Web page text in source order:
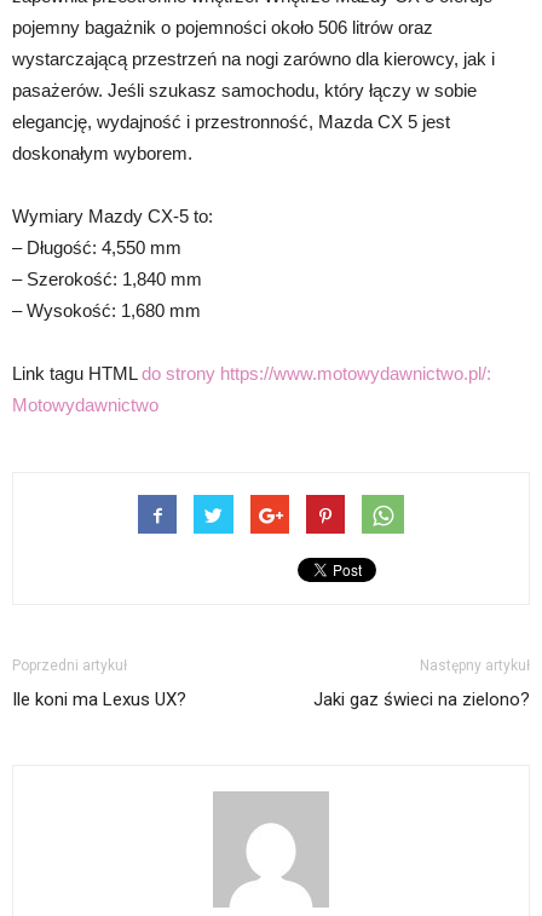
pojemny bagażnik o pojemności około 506 litrów oraz
wystarczającą przestrzeń na nogi zarówno dla kierowcy, jak i
pasażerów. Jeśli szukasz samochodu, który łączy w sobie
elegancję, wydajność i przestronność, Mazda CX 5 jest
doskonałym wyborem.
Wymiary Mazdy CX-5 to:
– Długość: 4,550 mm
– Szerokość: 1,840 mm
– Wysokość: 1,680 mm
Link tagu HTMLdo strony https://www.motowydawnictwo.pl/:
Motowydawnictwo
Poprzedni artykuł
Ile koni ma Lexus UX?
Następny artykuł
Jaki gaz świeci na zielono?